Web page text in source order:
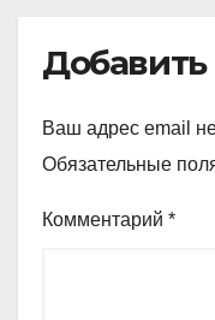
Ваш адрес email
Обязательные
Комментарий *